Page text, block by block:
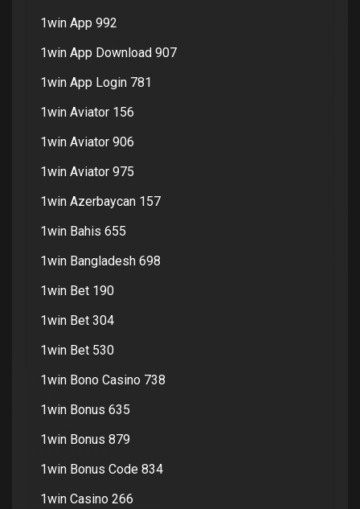
1win App 992
1win App Download 907
1win App Login 781
1win Aviator 156
1win Aviator 906
1win Aviator 975
1win Azerbaycan 157
1win Bahis 655
1win Bangladesh 698
1win Bet 190
1win Bet 304
1win Bet 530
1win Bono Casino 738
1win Bonus 635
1win Bonus 879
1win Bonus Code 834
1win Casino 266